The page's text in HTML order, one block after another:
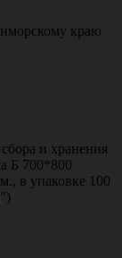
краю
и хранения
Б 700*800
в упаковке 100